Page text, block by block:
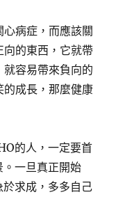
病症，而應該關
的東西，它就帶
容易帶來負向的
成長，那麼健康
的人，一定要首
一旦真正開始
求成，多多自己